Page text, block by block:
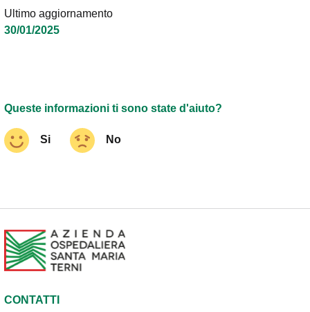
Ultimo aggiornamento
30/01/2025
Queste informazioni ti sono state d'aiuto?
Si No
CONTATTI